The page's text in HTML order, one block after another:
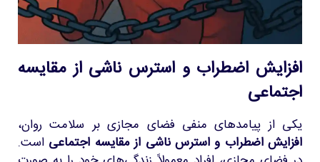
افزایش اضطراب و استرس ناشی از مقایسه
اجتماعی
یکی از پیامدهای منفی فضای مجازی بر سلامت روان،
افزایش اضطراب و استرس ناشی از مقایسه اجتماعی است.